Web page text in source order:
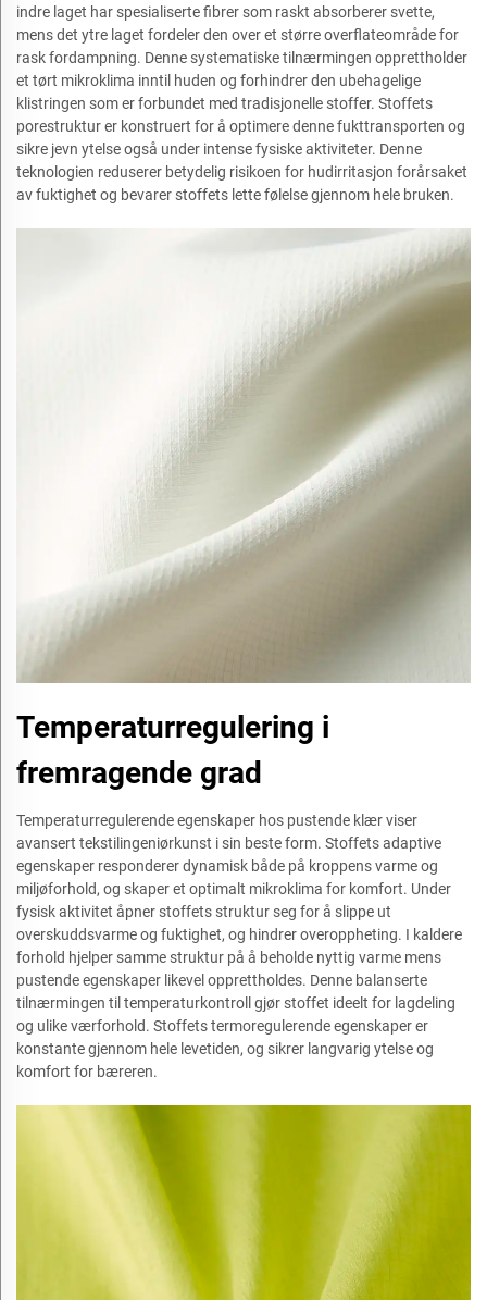
indre laget har spesialiserte fibrer som raskt absorberer svette,
mens det ytre laget fordeler den over et større overflateområde for
rask fordampning. Denne systematiske tilnærmingen opprettholder
et tørt mikroklima inntil huden og forhindrer den ubehagelige
klistringen som er forbundet med tradisjonelle stoffer. Stoffets
porestruktur er konstruert for å optimere denne fukttransporten og
sikre jevn ytelse også under intense fysiske aktiviteter. Denne
teknologien reduserer betydelig risikoen for hudirritasjon forårsaket
av fuktighet og bevarer stoffets lette følelse gjennom hele bruken.
Temperaturregulering i
fremragende grad
Temperaturregulerende egenskaper hos pustende klær viser
avansert tekstilingeniørkunst i sin beste form. Stoffets adaptive
egenskaper responderer dynamisk både på kroppens varme og
miljøforhold, og skaper et optimalt mikroklima for komfort. Under
fysisk aktivitet åpner stoffets struktur seg for å slippe ut
overskuddsvarme og fuktighet, og hindrer overoppheting. I kaldere
forhold hjelper samme struktur på å beholde nyttig varme mens
pustende egenskaper likevel opprettholdes. Denne balanserte
tilnærmingen til temperaturkontroll gjør stoffet ideelt for lagdeling
og ulike værforhold. Stoffets termoregulerende egenskaper er
konstante gjennom hele levetiden, og sikrer langvarig ytelse og
komfort for bæreren.